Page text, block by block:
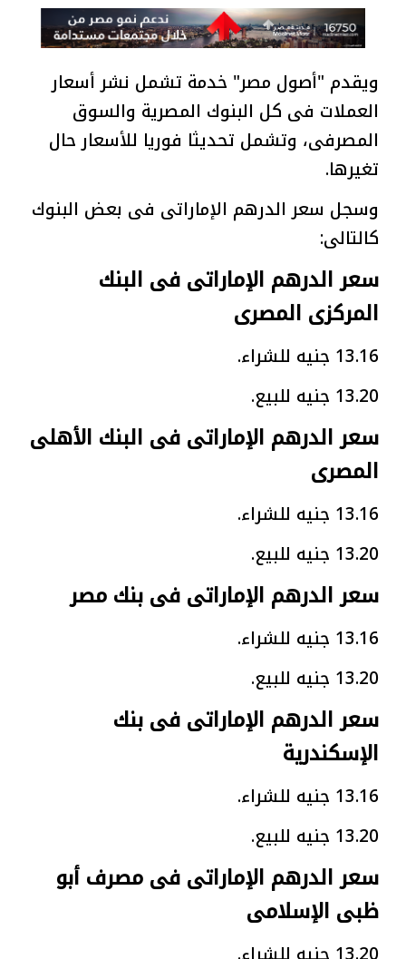
ويقدم "أصول مصر" خدمة تشمل نشر أسعار
العملات فى كل البنوك المصرية والسوق
المصرفى، وتشمل تحديثا فوريا للأسعار حال
تغيرها.
وسجل سعر الدرهم الإماراتى فى بعض البنوك
كالتالى:
سعر الدرهم الإماراتى فى البنك
المركزى المصرى
13.16 جنيه للشراء.
13.20 جنيه للبيع.
سعر الدرهم الإماراتى فى البنك الأهلى
المصرى
13.16 جنيه للشراء.
13.20 جنيه للبيع.
سعر الدرهم الإماراتى فى بنك مصر
13.16 جنيه للشراء.
13.20 جنيه للبيع.
سعر الدرهم الإماراتى فى بنك
الإسكندرية
13.16 جنيه للشراء.
13.20 جنيه للبيع.
سعر الدرهم الإماراتى فى مصرف أبو
ظبى الإسلامى